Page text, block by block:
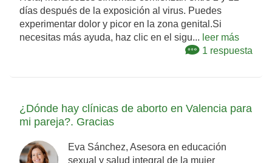
días después de la exposición al virus. Puedes
experimentar dolor y picor en la zona genital.Si
necesitas más ayuda, haz clic en el sigu... leer más
1 respuesta
¿Dónde hay clínicas de aborto en Valencia para
mi pareja?. Gracias
Eva Sánchez, Asesora en educación
sexual y salud integral de la mujer